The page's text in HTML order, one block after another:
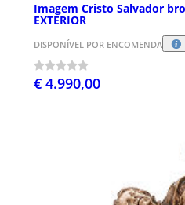
Imagem Cristo Salvador
EXTERIOR
DISPONÍVEL POR ENCOMENDA
€ 4.990,00